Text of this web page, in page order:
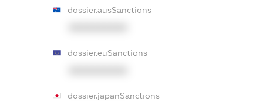
dossier.ausSanctions
dossier.euSanctions
dossier.japanSanctions